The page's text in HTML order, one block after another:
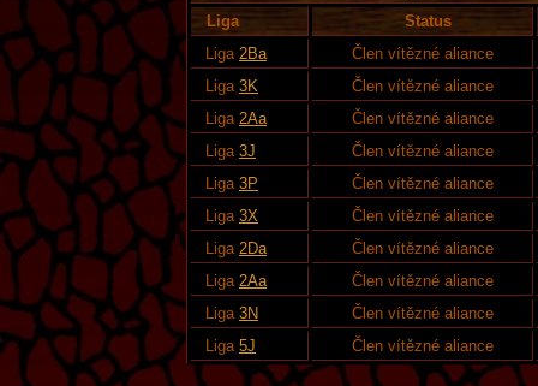
Liga
Status
Liga 2Ba
Člen vítězné aliance
Liga 3K
Člen vítězné aliance
Liga 2Aa
Člen vítězné aliance
Liga 3J
Člen vítězné aliance
Liga 3P
Člen vítězné aliance
Liga 3X
Člen vítězné aliance
Liga 2Da
Člen vítězné aliance
Liga 2Aa
Člen vítězné aliance
Liga 3N
Člen vítězné aliance
Liga 5J Člen vítězné aliance